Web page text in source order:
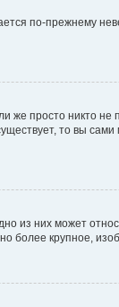
по-прежнему
же просто никто
то вы
из них может
крупное,